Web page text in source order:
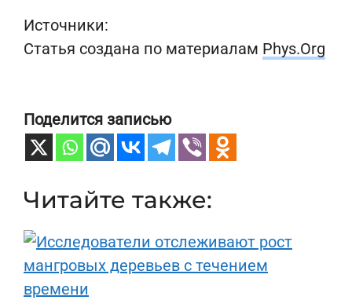
Источники:
Статья создана по материалам Phys.Org
Поделится записью
Читайте также: